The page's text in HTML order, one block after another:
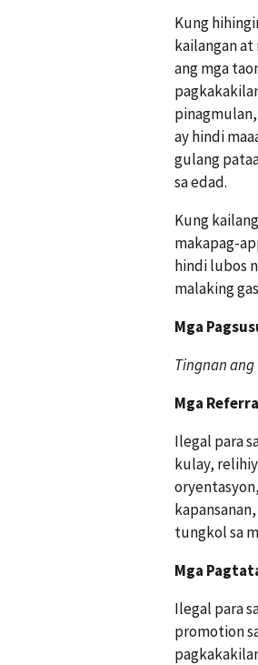
Kung
kailangan
ang mga
ay hindi
gulang
sa edad.
Kung
makapag-
hindi lubos
malaking
Mga
Tingnan ang
Mga
Ilegal para
kulay,
tungkol sa
Mga
Ilegal para
promotion